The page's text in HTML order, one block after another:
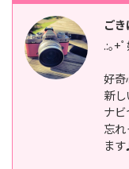
ご
.:｡+
好奇
新し
ナビ
忘
ま